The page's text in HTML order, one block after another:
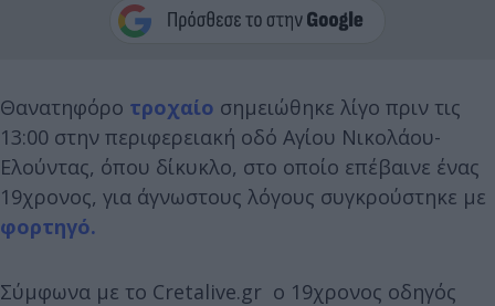
Θανατηφόρο τροχαίο σημειώθηκε λίγο πριν τις
13:00 στην περιφερειακή οδό Αγίου Νικολάου-
Ελούντας, όπου δίκυκλο, στο οποίο επέβαινε ένας
19χρονος, για άγνωστους λόγους συγκρούστηκε με
φορτηγό.
Σύμφωνα με το Cretalive.gr o 19χρονος οδηγός